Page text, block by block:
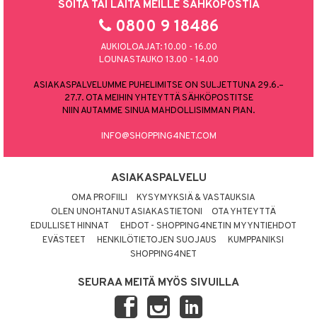
SOITA TAI LAITA MEILLE SÄHKÖPOSTIA
0800 9 18486
AUKIOLOAJAT: 10.00 - 16.00
LOUNASTAUKO 13.00 - 14.00
ASIAKASPALVELUMME PUHELIMITSE ON SULJETTUNA 29.6.–
27.7. OTA MEIHIN YHTEYTTÄ SÄHKÖPOSTITSE
NIIN AUTAMME SINUA MAHDOLLISIMMAN PIAN.
INFO@SHOPPING4NET.COM
ASIAKASPALVELU
OMA PROFIILI
KYSYMYKSIÄ & VASTAUKSIA
OLEN UNOHTANUT ASIAKASTIETONI
OTA YHTEYTTÄ
EDULLISET HINNAT
EHDOT - SHOPPING4NETIN MYYNTIEHDOT
EVÄSTEET
HENKILÖTIETOJEN SUOJAUS
KUMPPANIKSI
SHOPPING4NET
SEURAA MEITÄ MYÖS SIVUILLA